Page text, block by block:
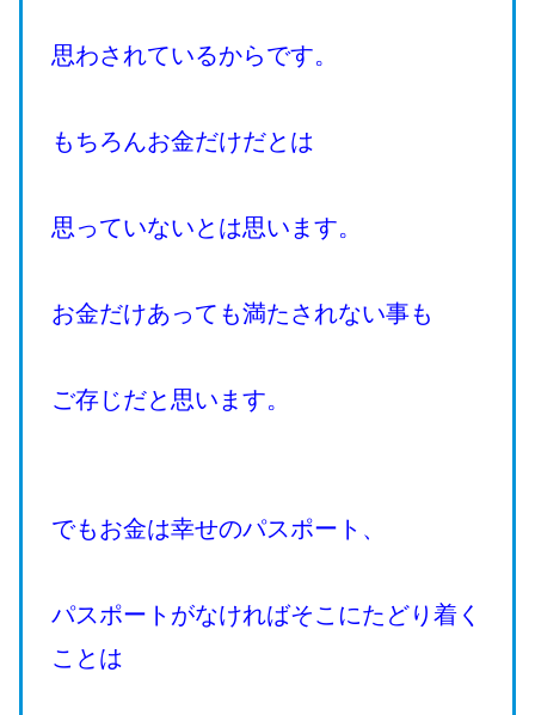
思わされているからです。
もちろんお金だけだとは
思っていないとは思います。
お金だけあっても満たされない事も
ご存じだと思います。
でもお金は幸せのパスポート、
パスポートがなければそこにたどり着く
ことは